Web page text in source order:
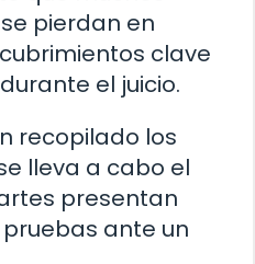
pierdan en
clave
el juicio.
recopilado los
lleva a cabo el
presentan
ante un